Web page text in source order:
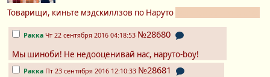
Товарищи, киньте мэдскиллзов по Наруто
Ракка Чт 22 сентября 2016 04:18:53 №28680
Мы шиноби! Не недооценивай нас, наруто-boy!
Ракка Пт 23 сентября 2016 12:10:33 №28681